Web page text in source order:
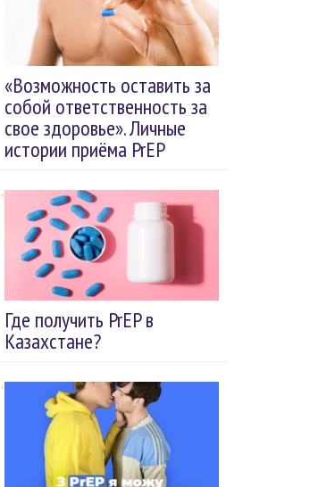
«Возможность оставить за
собой ответственность за
свое здоровье». Личные
истории приёма PrEP
Где получить PrEP в
Казахстане?